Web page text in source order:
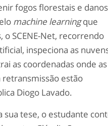
fogos florestais e
machine learningque
o SCENE-Net, recorrendo
inspeciona as
as coordenadas onde
estão
Diogo Lavado.
sua tese, o estudante